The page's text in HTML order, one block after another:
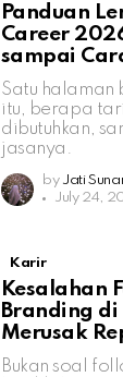
Panduan
Career
sampai
Satu halaman
itu, berapa
dibutuhkan,
jasanya.
by Jati
July 24,
Karir
Kesalahan
Branding
Merusak
Bukan soal